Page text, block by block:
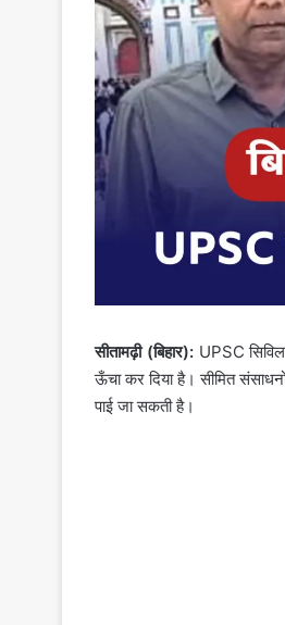
सीतामढ़ी (बिहार): UPSC
ऊँचा कर दिया है। सीमित
पाई जा सकती है।